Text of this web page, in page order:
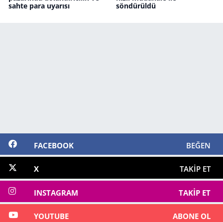
sahte para uyarısı
söndürüldü
FACEBOOK BEĞEN
X TAKIP ET
INSTAGRAM TAKIP ET
YOUTUBE ABONE OL